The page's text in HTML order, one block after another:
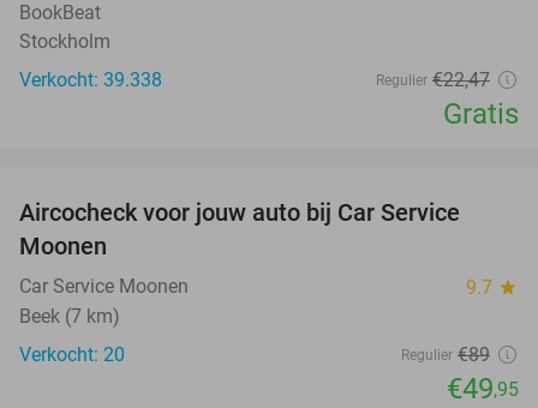
BookBeat
Stockholm
Verkocht: 39.338
Regulier €22,47
Gratis
Aircocheck voor jouw auto bij Car Service
Moonen
Car Service Moonen 9.7 star
Beek (7 km)
Verkocht: 20
Regulier €89
€49,95